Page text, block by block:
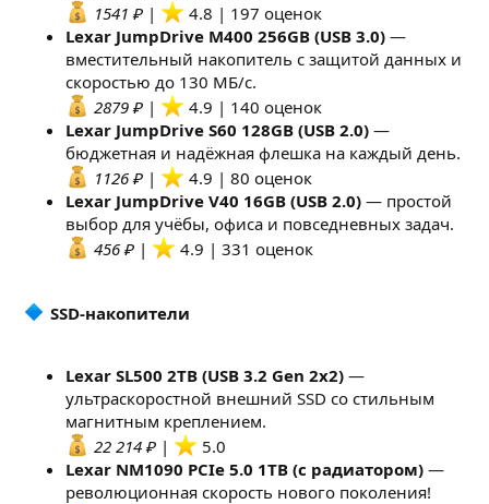
1541 ₽ |
4.8 | 197 оценок
Lexar JumpDrive M400 256GB (USB 3.0) —
вместительный накопитель с защитой данных и
скоростью до 130 МБ/с.
2879 ₽ |
4.9 | 140 оценок
Lexar JumpDrive S60 128GB (USB 2.0) —
бюджетная и надёжная флешка на каждый день.
1126 ₽ |
4.9 | 80 оценок
Lexar JumpDrive V40 16GB (USB 2.0) — простой
выбор для учёбы, офиса и повседневных задач.
456 ₽ | 4.9 | 331 оценок
SSD-накопители
Lexar SL500 2TB (USB 3.2 Gen 2x2) —
ультраскоростной внешний SSD со стильным
магнитным креплением.
22 214 ₽ |
5.0
Lexar NM1090 PCIe 5.0 1TB (с радиатором) —
революционная скорость нового поколения!